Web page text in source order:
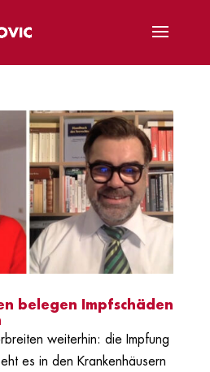
belegen Impfschäden
weiterhin: die Impfung
es in den Krankenhäusern